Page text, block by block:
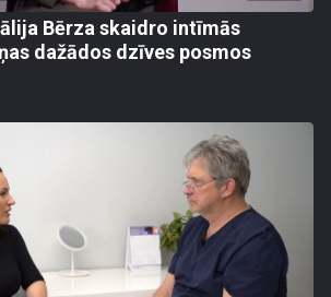
Bērza skaidro intīmās
dažādos dzīves posmos